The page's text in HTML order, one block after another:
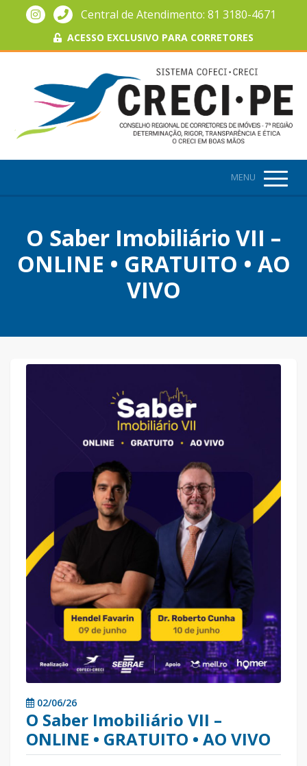
Central de Atendimento: 81 3180-4671
ACESSO EXCLUSIVO PARA CORRETORES
MENU
O Saber Imobiliário VII –
ONLINE • GRATUITO • AO
VIVO
02/06/26
O Saber Imobiliário VII –
ONLINE • GRATUITO • AO VIVO